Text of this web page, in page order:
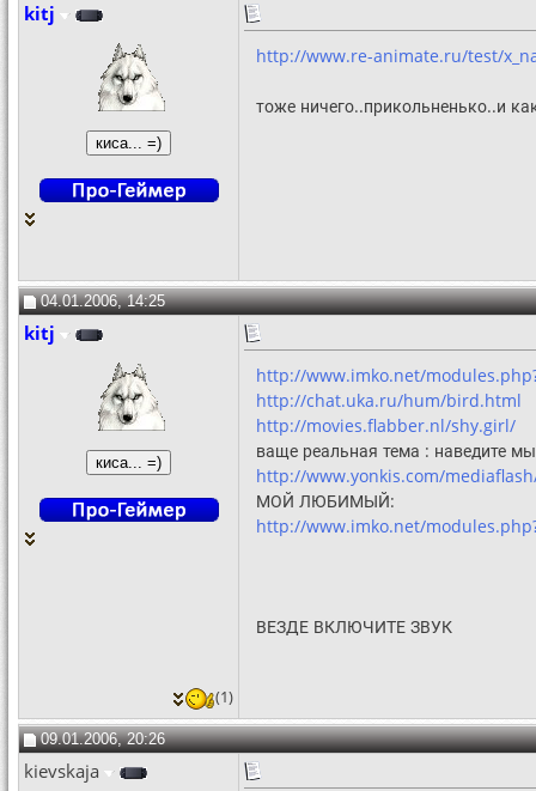
kitj
http://www.re-animate.ru/test/
тоже ничего..прикольненько..и
04.01.2006, 14:25
kitj
http://www.imko.net/
http://chat.uka.ru/hum/bird.html
http://movies.flabber.nl/shy.girl/
ваще реальная тема : наведите
http://www.yonkis.com/
МОЙ ЛЮБИМЫЙ:
http://www.imko.net/
ВЕЗДЕ ВКЛЮЧИТЕ ЗВУК
(1)
09.01.2006, 20:26
kievskaja